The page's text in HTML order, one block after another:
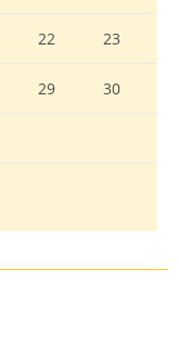
22 23
29 30